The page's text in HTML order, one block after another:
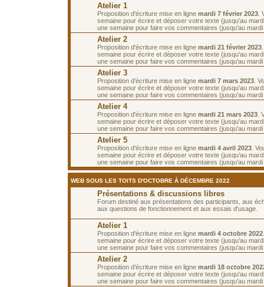
Atelier 1
Proposition d'écriture mise en ligne mardi 7 février 2023
semaine pour écrire et déposer votre texte (jusqu'au
une semaine pour faire vos commentaires (jusqu'au
Atelier 2
Proposition d'écriture mise en ligne mardi 21 février 2023
semaine pour écrire et déposer votre texte (jusqu'au
une semaine pour faire vos commentaires (jusqu'au
Atelier 3
Proposition d'écriture mise en ligne mardi 7 mars 2023 .
semaine pour écrire et déposer votre texte (jusqu'au
une semaine pour faire vos commentaires (jusqu'au
Atelier 4
Proposition d'écriture mise en ligne mardi 21 mars 2023 .
semaine pour écrire et déposer votre texte (jusqu'au
une semaine pour faire vos commentaires (jusqu'au
Atelier 5
Proposition d'écriture mise en ligne mardi 4 avril 2023 .
semaine pour écrire et déposer votre texte (jusqu'au
une semaine pour faire vos commentaires (jusqu'au
WEB SOUS LES TOITS D'OCTOBRE À DÉCEMBRE 2022
Présentations & discussions libres
Forum destiné aux présentations des participants, aux
aux questions de fonctionnement et aux essais d'usage.
Atelier 1
Proposition d'écriture mise en ligne mardi 4 octobre 2022
semaine pour écrire et déposer votre texte (jusqu'au
une semaine pour faire vos commentaires (jusqu'au
Atelier 2
Proposition d'écriture mise en ligne mardi 18 octobre
semaine pour écrire et déposer votre texte (jusqu'au
une semaine pour faire vos commentaires (jusqu'au